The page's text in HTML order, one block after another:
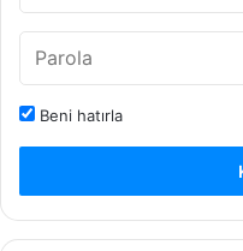
Beni hatırla